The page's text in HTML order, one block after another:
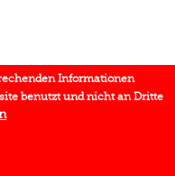
Informationen
benutzt und nicht an Dritte